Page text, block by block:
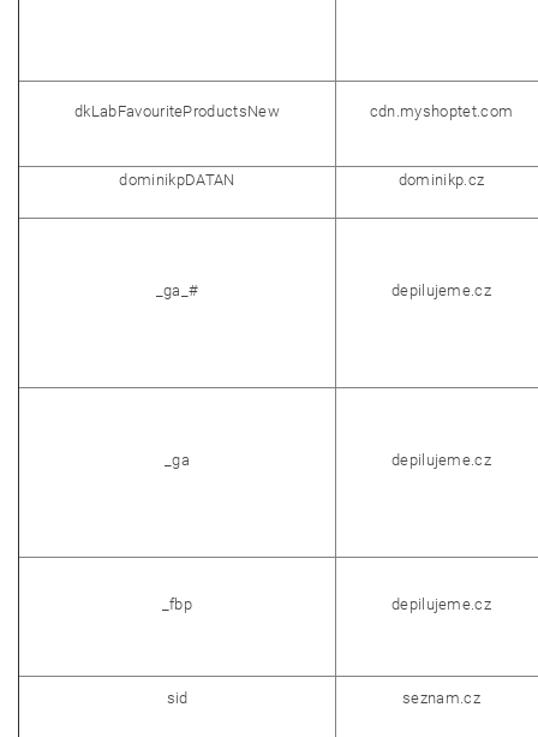
dkLabFavouriteProductsNew cdn.myshoptet.com
dominikpDATAN dominikp.cz
_ga_# depilujeme.cz
_ga depilujeme.cz
_fbp depilujeme.cz
sid seznam.cz